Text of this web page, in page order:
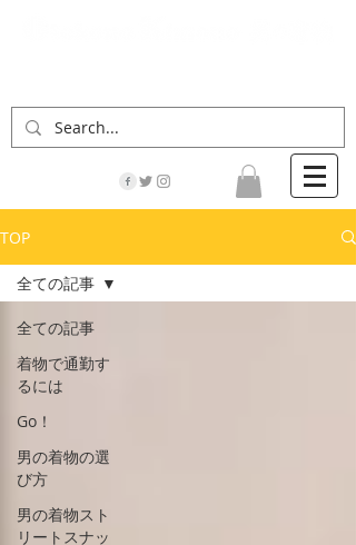
TOP
全ての記事
着物で通勤す
るには
Go！
男の着物の選
び方
男の着物スト
リートスナッ
全ての記事